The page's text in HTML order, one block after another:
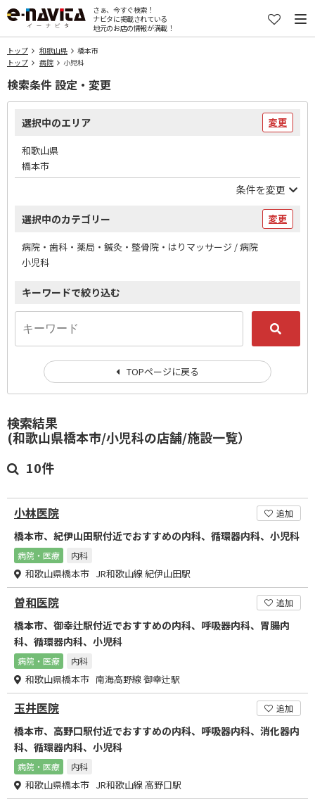
さぁ、今すぐ検索！
ナビタに掲載されている
地元のお店の情報が満載！
トップ 和歌山県
橋本市
トップ
病院 小児科
検索結果
(和歌山県橋本市/小児科の店舗/施設一覧）
10件
小林医院 追加
橋本市、紀伊山田駅付近でおすすめの内科、循環器内科、小児科
病院・医療 内科
和歌山県橋本市 JR和歌山線 紀伊山田駅
曽和医院 追加
橋本市、御幸辻駅付近でおすすめの内科、呼吸器内科、胃腸内
科、循環器内科、小児科
病院・医療 内科
和歌山県橋本市 南海高野線 御幸辻駅
玉井医院 追加
橋本市、高野口駅付近でおすすめの内科、呼吸器内科、消化器内
科、循環器内科、小児科
病院・医療 内科
和歌山県橋本市 JR和歌山線 高野口駅
検索条件 設定・変更
選択中のエリア 変更
和歌山県
橋本市
条件を変更
選択中のカテゴリー 変更
病院・歯科・薬局・鍼灸・整骨院・はりマッサージ / 病院
小児科
キーワードで絞り込む
TOPページに戻る